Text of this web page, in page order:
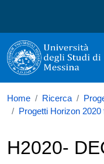
Università
Home Ricerca
Progetti Horizon 2020
H2020-